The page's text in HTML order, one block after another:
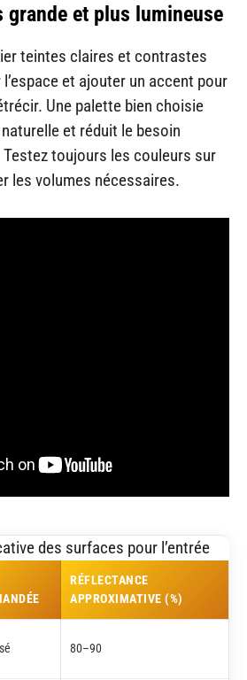
et plus lumineuse
teintes claires et contrastes
et ajouter un accent pour
Une palette bien choisie
et réduit le besoin
Testez toujours les couleurs sur
les volumes nécessaires.
des surfaces pour l’entrée
RÉFLECTANCE
APPROXIMATIVE (%)
80–90